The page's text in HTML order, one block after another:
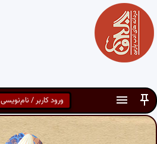
ورود کاربر / نام‌نویسی